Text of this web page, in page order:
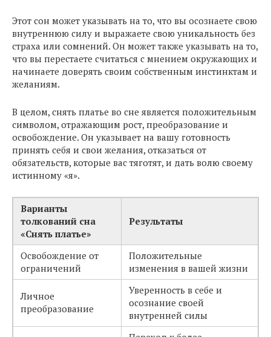
Этот сон может указывать на то, что вы осознаете свою
внутреннюю силу и выражаете свою уникальность без
страха или сомнений. Он может также указывать на то,
что вы перестаете считаться с мнением окружающих и
начинаете доверять своим собственным инстинктам и
желаниям.
В целом, снять платье во сне является положительным
символом, отражающим рост, преобразование и
освобождение. Он указывает на вашу готовность
принять себя и свои желания, отказаться от
обязательств, которые вас тяготят, и дать волю своему
истинному «я».
Варианты
толкований сна
«Снять платье»
Результаты
Освобождение от
ограничений
Положительные
изменения в вашей жизни
Личное
преобразование
Уверенность в себе и
осознание своей
внутренней силы